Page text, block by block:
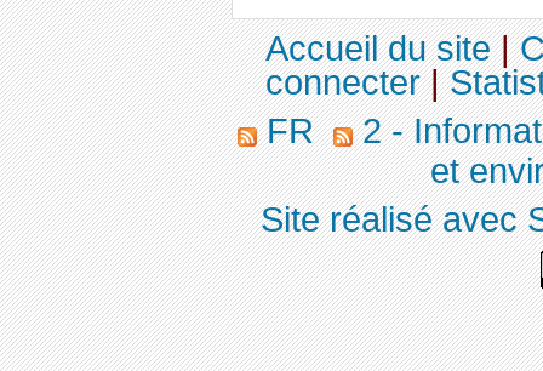
Accueil du site|
connecter|
FR
2 -
et
Site réalisé avec